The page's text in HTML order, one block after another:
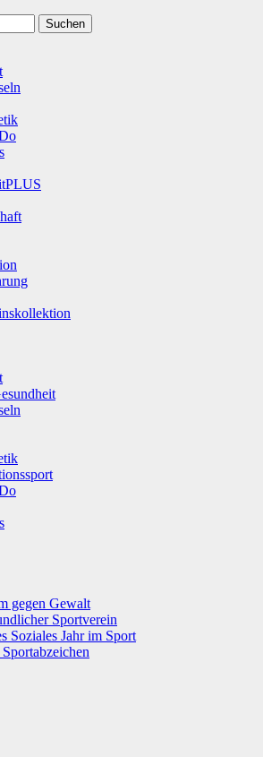
Suchen
gegen Gewalt
Sportverein
Soziales Jahr im Sport